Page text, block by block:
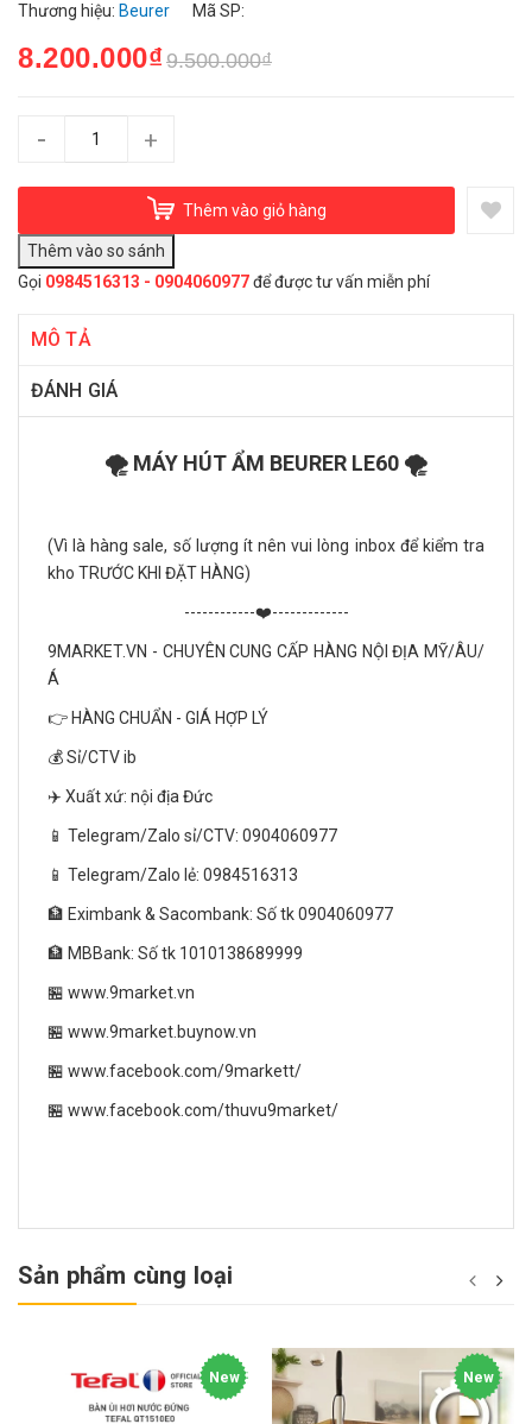
Thương hiệu: Beurer Mã SP:
8.200.000₫9.500.000₫
- +
Thêm vào giỏ hàng
Gọi 0984516313 - 0904060977để được tư vấn miễn phí
MÔ TẢ
ĐÁNH GIÁ
🌪️ MÁY HÚT ẨM BEURER LE60 🌪️
(Vì là hàng sale, số lượng ít nên vui lòng inbox để kiểm tra
kho TRƯỚC KHI ĐẶT HÀNG)
------------❤️-------------
9MARKET.VN - CHUYÊN CUNG CẤP HÀNG NỘI ĐỊA MỸ/ÂU/
Á
👉 HÀNG CHUẨN - GIÁ HỢP LÝ
💰 Sỉ/CTV ib
✈️ Xuất xứ: nội địa Đức
📱 Telegram/Zalo sỉ/CTV: 0904060977
📱 Telegram/Zalo lẻ: 0984516313
🏦 Eximbank & Sacombank: Số tk 0904060977
🏦 MBBank: Số tk 1010138689999
🏪 www.9market.vn
🏪 www.9market.buynow.vn
🏪 www.facebook.com/9markett/
🏪 www.facebook.com/thuvu9market/
Sản phẩm cùng loại
New New